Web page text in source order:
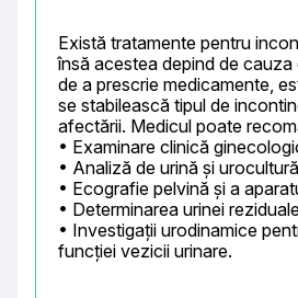
Există tratamente pentru
însă acestea depind de
de a prescrie medicamente,
se stabilească tipul de
afectării. Medicul poate
• Examinare clinică
• Analiză de urină și
• Ecografie pelvină și a
• Determinarea urinei
• Investigații urodinamice
funcției vezicii urinare.